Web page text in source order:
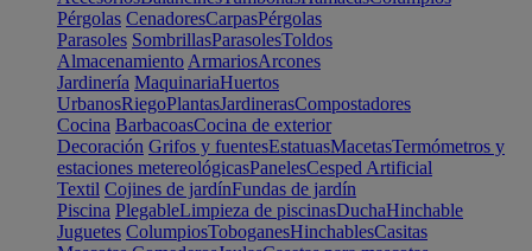
Pérgolas CenadoresCarpasPérgolas
Parasoles SombrillasParasolesToldos
Almacenamiento ArmariosArcones
Jardinería MaquinariaHuertos
UrbanosRiegoPlantasJardinerasCompostadores
Cocina BarbacoasCocina de exterior
Decoración Grifos y fuentesEstatuasMacetasTermómetros y
estaciones metereológicasPanelesCesped Artificial
Textil Cojines de jardínFundas de jardín
Piscina PlegableLimpieza de piscinasDuchaHinchable
Juguetes ColumpiosToboganesHinchablesCasitas